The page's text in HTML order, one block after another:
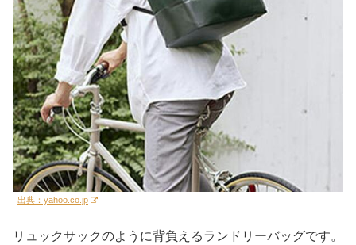
出典：yahoo.co.jp
リュックサックのように背負えるランドリーバッグです。